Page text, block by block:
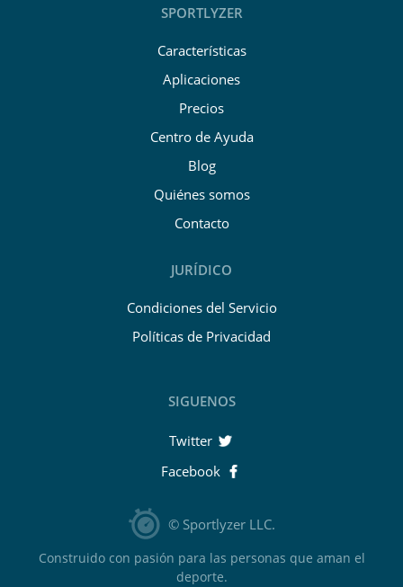
SPORTLYZER
Características
Aplicaciones
Precios
Centro de Ayuda
Blog
Quiénes somos
Contacto
JURÍDICO
Condiciones del Servicio
Políticas de Privacidad
SIGUENOS
Twitter
Facebook
© Sportlyzer LLC.
Construido con pasión para las personas que aman el
deporte.